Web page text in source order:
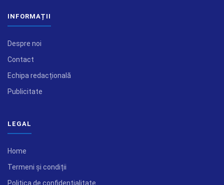
INFORMAȚII
Despre noi
Contact
Echipa redacțională
Publicitate
LEGAL
Home
Termeni și condiții
Politica de confidențialitate